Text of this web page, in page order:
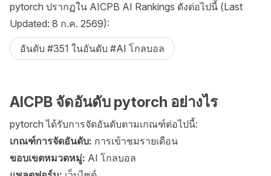
pytorch ปรากฏใน AICPB AI Rankings ดังต่อไปนี้ (Last
Updated: 8 ก.ค. 2569):
อันดับ #351 ในอันดับ #AI โกลบอล
AICPB จัดอันดับ pytorch อย่างไร
pytorch ได้รับการจัดอันดับตามเกณฑ์ต่อไปนี้:
เกณฑ์การจัดอันดับ: การเข้าชมรายเดือน
ขอบเขตหมวดหมู่: AI โกลบอล